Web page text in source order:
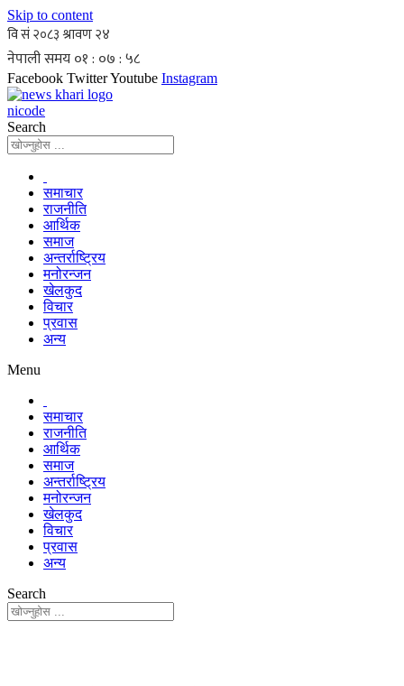
Skip to content
Facebook TwitterYoutube Instagram
nicode
Search
समाचार
राजनीति
आर्थिक
समाज
अन्तर्राष्ट्रिय
मनोरन्जन
खेलकुद
विचार
प्रवास
अन्य
Menu
समाचार
राजनीति
आर्थिक
समाज
अन्तर्राष्ट्रिय
मनोरन्जन
खेलकुद
विचार
प्रवास
अन्य
Search